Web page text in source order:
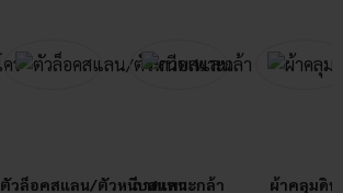
ตัวล็อคสแลน/ตัวหนีบสแลน
ถาดเพาะกล้า ผ้าคลุมดิน